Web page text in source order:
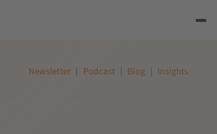
Newsletter | Podcast | Blog | Insights